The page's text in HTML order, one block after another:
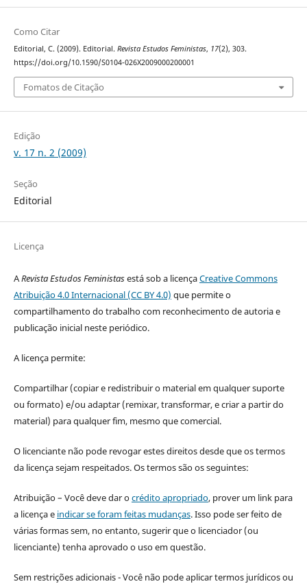
Como Citar
Editorial, C. (2009). Editorial. Revista Estudos Feministas, 17(2), 303.
https://doi.org/10.1590/S0104-026X2009000200001
Fomatos de Citação
Edição
v. 17 n. 2 (2009)
Seção
Editorial
Licença
ARevista Estudos Feministasestá sob a licençaCreative Commons
Atribuição 4.0 Internacional (CC BY 4.0) que permite o
compartilhamento do trabalho com reconhecimento de autoria e
publicação inicial neste periódico.
A licença permite:
Compartilhar (copiar e redistribuir o material em qualquer suporte
ou formato) e/ou adaptar (remixar, transformar, e criar a partir do
material) para qualquer fim, mesmo que comercial.
O licenciante não pode revogar estes direitos desde que os termos
da licença sejam respeitados. Os termos são os seguintes:
Atribuição – Você deve dar ocrédito apropriado, prover um link para
a licença e indicar se foram feitas mudanças. Isso pode ser feito de
várias formas sem, no entanto, sugerir que o licenciador (ou
licenciante) tenha aprovado o uso em questão.
Sem restrições adicionais - Você não pode aplicar termos jurídicos ou